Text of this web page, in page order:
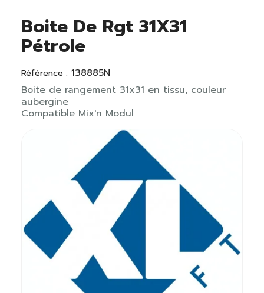
Boite De Rgt 31X31
Pétrole
Référence : 138885N
Boite de rangement 31x31 en tissu, couleur
aubergine
Compatible Mix'n Modul